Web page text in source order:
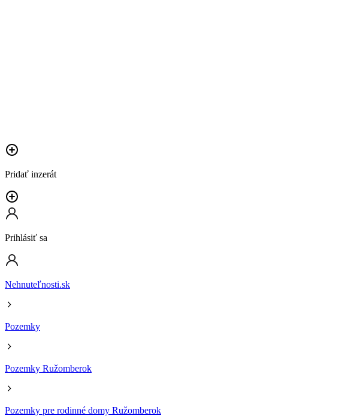
Pridať inzerát
Prihlásiť sa
Nehnuteľnosti.sk
Pozemky
Pozemky Ružomberok
Pozemky pre rodinné domy Ružomberok